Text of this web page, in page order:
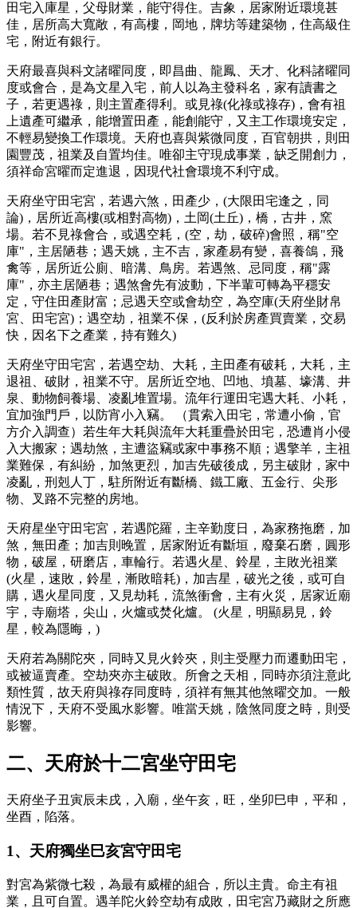
田宅入庫星，父母財業，能守得住。吉象，居家附近環境甚
佳，居所高大寬敞，有高樓，岡地，牌坊等建築物，住高級住
宅，附近有銀行。
天府最喜與科文諸曜同度，即昌曲、龍鳳、天才、化科諸曜同
度或會合，是為文星入宅，前人以為主發科名，家有讀書之
子，若更遇祿，則主置產得利。或見祿(化祿或祿存)，會有祖
上遺產可繼承，能增置田產，能創能守，又主工作環境安定，
不輕易變換工作環境。天府也喜與紫微同度，百官朝拱，則田
園豐茂，祖業及自置均佳。唯卻主守現成事業，缺乏開創力，
須祥命宮曜而定進退，因現代社會環境不利守成。
天府坐守田宅宮，若遇六煞，田產少，(大限田宅逢之，同
論)，居所近高樓(或相對高物)，土岡(土丘)，橋，古井，窯
場。若不見祿會合，或遇空耗，(空，劫，破碎)會照，稱"空
庫"，主居陋巷；遇天姚，主不吉，家產易有變，喜養鴿，飛
禽等，居所近公廁、暗溝、鳥房。若遇煞、忌同度，稱"露
庫"，亦主居陋巷；遇煞會先有波動，下半輩可轉為平穩安
定，守住田產財富；忌遇天空或會劫空，為空庫(天府坐財帛
宮、田宅宮)；遇空劫，祖業不保，(反利於房產買賣業，交易
快，因名下之產業，持有難久)
天府坐守田宅宮，若遇空劫、大耗，主田產有破耗，大耗，主
退祖、破財，祖業不守。居所近空地、凹地、墳墓、壕溝、井
泉、動物飼養場、凌亂堆置場。流年行運田宅遇大耗、小耗，
宜加強門戶，以防宵小入竊。 （貫索入田宅，常遭小偷，官
方介入調查）若生年大耗與流年大耗重疊於田宅，恐遭肖小侵
入大搬家；遇劫煞，主遭盜竊或家中事務不順；遇擎羊，主祖
業難保，有糾紛，加煞更烈，加吉先破後成，另主破財，家中
凌亂，刑剋人丁，駐所附近有斷橋、鐵工廠、五金行、尖形
物、叉路不完整的房地。
天府星坐守田宅宮，若遇陀羅，主辛勤度日，為家務拖磨，加
煞，無田產；加吉則晚置，居家附近有斷垣，廢棄石磨，圓形
物，破屋，研磨店，車輪行。若遇火星、鈴星，主敗光祖業
(火星，速敗，鈴星，漸敗暗耗)，加吉星，破光之後，或可自
購，遇火星同度，又見劫耗，流煞衝會，主有火災，居家近廟
宇，寺廟塔，尖山，火爐或焚化爐。 (火星，明顯易見，鈴
星，較為隱晦，)
天府若為關陀夾，同時又見火鈴夾，則主受壓力而遷動田宅，
或被逼賣產。空劫夾亦主破敗。所會之天相，同時亦須注意此
類性質，故天府與祿存同度時，須祥有無其他煞曜交加。一般
情況下，天府不受風水影響。唯當天姚，陰煞同度之時，則受
影響。
二、天府於十二宮坐守田宅
天府坐子丑寅辰未戌，入廟，坐午亥，旺，坐卯巳申，平和，
坐酉，陷落。
1、天府獨坐巳亥宮守田宅
對宮為紫微七殺，為最有威權的組合，所以主貴。命主有祖
業，且可自置。遇羊陀火鈴空劫有成敗，田宅宮乃藏財之所應